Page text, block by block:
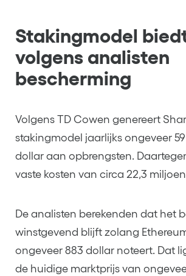
Stakingmodel
volgens analisten
bescherming
Volgens TD Cowen genereert
stakingmodel jaarlijks ongeveer
dollar aan opbrengsten.
vaste kosten van circa 22,3
De analisten berekenden dat het
winstgevend blijft zolang
ongeveer 883 dollar noteert. Dat
de huidige marktprijs van